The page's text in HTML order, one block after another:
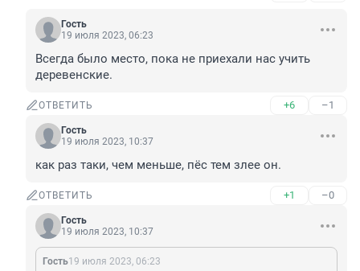
Гость
19 июля 2023, 06:23
Всегда было место, пока не приехали нас учить
деревенские.
ОТВЕТИТЬ +6 –1
Гость
19 июля 2023, 10:37
как раз таки, чем меньше, пёс тем злее он.
ОТВЕТИТЬ +1 –0
Гость
19 июля 2023, 10:37
Гость19 июля 2023, 06:23